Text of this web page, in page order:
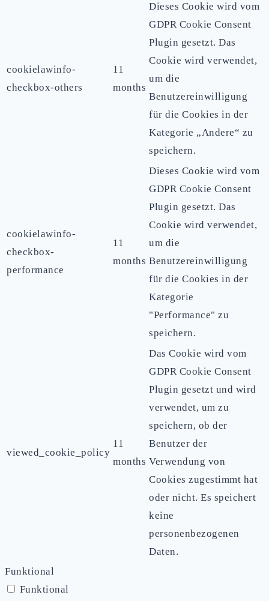
cookielawinfo-
checkbox-others
11
months
Dieses Cookie wird vom
GDPR Cookie Consent
Plugin gesetzt. Das
Cookie wird verwendet,
um die
Benutzereinwilligung
für die Cookies in der
Kategorie „Andere“ zu
speichern.
cookielawinfo-
checkbox-
performance
11
months
Dieses Cookie wird vom
GDPR Cookie Consent
Plugin gesetzt. Das
Cookie wird verwendet,
um die
Benutzereinwilligung
für die Cookies in der
Kategorie
"Performance" zu
speichern.
viewed_cookie_policy
11
months
Das Cookie wird vom
GDPR Cookie Consent
Plugin gesetzt und wird
verwendet, um zu
speichern, ob der
Benutzer der
Verwendung von
Cookies zugestimmt hat
oder nicht. Es speichert
keine
personenbezogenen
Daten.
Funktional
Funktional